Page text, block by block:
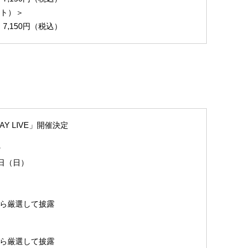
）＞
円（税込）
LIVE」開催決定
⽇）
厳選して披露
厳選して披露